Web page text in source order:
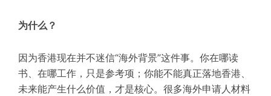
为什么？
因为香港现在并不迷信“海外背景”这件事。你在哪读
书、在哪工作，只是参考项；你能不能真正落地香港、
未来能产生什么价值，才是核心。很多海外申请人材料